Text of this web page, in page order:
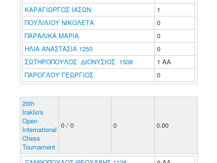
ΚΑΡΑΓΙΩΡΓΟΣ ΙΑΣΩΝ
1
ΠΟΥΛΙΛΙΟΥ ΝΙΚΟΛΕΤΑ
0
ΠΑΡΑΛΙΚΑ ΜΑΡΙΑ
0
ΗΛΙΑ ΑΝΑΣΤΑΣΙΑ 1250
0
ΣΩΤΗΡΟΠΟΥΛΟΣ ΔΙΟΝΥΣΙΟΣ 1508
1 ΑΑ
ΠΑΡΟΓΛΟΥ ΓΕΩΡΓΙΟΣ
0
20th
Iraklio's
Open
International
Chess
Tournament
0 / 0 0 0.00